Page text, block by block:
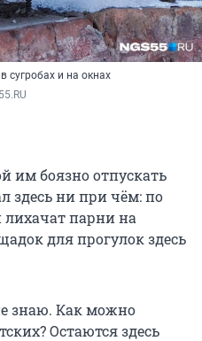
сугробах и на окнах
им боязно отпускать
здесь ни при чём: по
парни на
для прогулок здесь
знаю. Как можно
Остаются здесь